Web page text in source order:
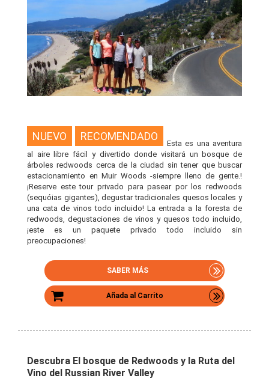
NUEVO RECOMENDADO
Esta es una aventura
al aire libre fácil y divertido donde visitará un bosque de
árboles redwoods cerca de la ciudad sin tener que buscar
estacionamiento en Muir Woods -siempre lleno de gente.!
¡Reserve este tour privado para pasear por los redwoods
(sequóias gigantes), degustar tradicionales quesos locales y
una cata de vinos todo incluido! La entrada a la foresta de
redwoods, degustaciones de vinos y quesos todo incluido,
¡este es un paquete privado todo incluido sin
preocupaciones!
SABER MÁS
Añada al Carrito
Descubra El bosque de Redwoods y la Ruta del
Vino del Russian River Valley